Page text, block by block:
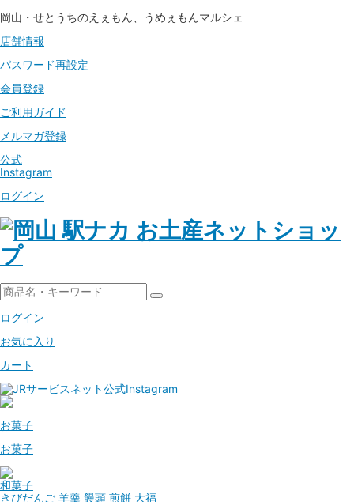
岡山・せとうちのえぇもん、うめぇもんマルシェ
店舗情報
パスワード再設定
会員登録
ご利用ガイド
メルマガ登録
公式
Instagram
ログイン
ログイン
お気に入り
カート
お菓子
お菓子
和菓子
きびだんご 羊羹 饅頭 煎餅 大福